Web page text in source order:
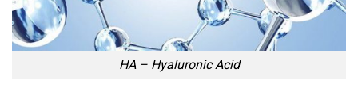
HA – Hyaluronic Acid